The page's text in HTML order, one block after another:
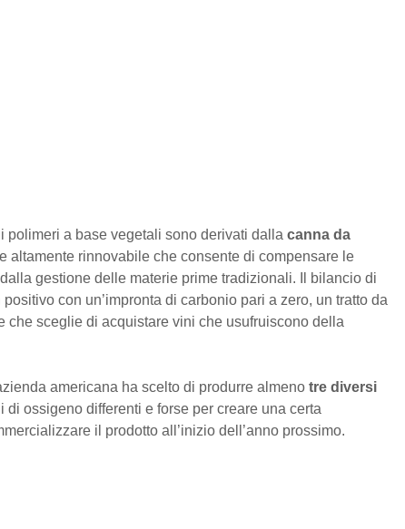
polimeri a base vegetali sono derivati dalla canna da
altamente rinnovabile che consente di compensare le
gestione delle materie prime tradizionali. Il bilancio di
con un’impronta di carbonio pari a zero, un tratto da
che sceglie di acquistare vini che usufruiscono della
americana ha scelto di produrre almeno tre diversi
di ossigeno differenti e forse per creare una certa
il prodotto all’inizio dell’anno prossimo.